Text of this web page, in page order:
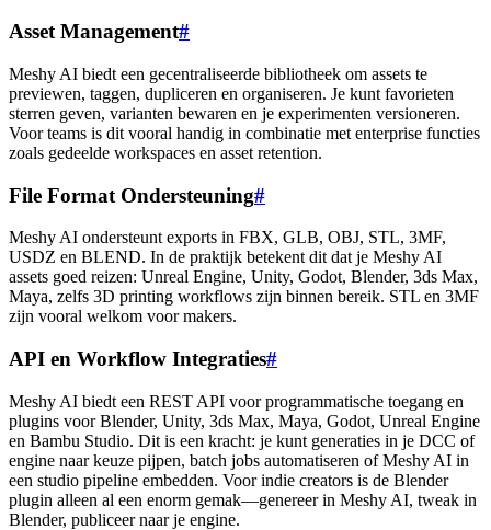
Asset Management#
Meshy AI biedt een gecentraliseerde bibliotheek om assets te
previewen, taggen, dupliceren en organiseren. Je kunt favorieten
sterren geven, varianten bewaren en je experimenten versioneren.
Voor teams is dit vooral handig in combinatie met enterprise functies
zoals gedeelde workspaces en asset retention.
File Format Ondersteuning#
Meshy AI ondersteunt exports in FBX, GLB, OBJ, STL, 3MF,
USDZ en BLEND. In de praktijk betekent dit dat je Meshy AI
assets goed reizen: Unreal Engine, Unity, Godot, Blender, 3ds Max,
Maya, zelfs 3D printing workflows zijn binnen bereik. STL en 3MF
zijn vooral welkom voor makers.
API en Workflow Integraties#
Meshy AI biedt een REST API voor programmatische toegang en
plugins voor Blender, Unity, 3ds Max, Maya, Godot, Unreal Engine
en Bambu Studio. Dit is een kracht: je kunt generaties in je DCC of
engine naar keuze pijpen, batch jobs automatiseren of Meshy AI in
een studio pipeline embedden. Voor indie creators is de Blender
plugin alleen al een enorm gemak—genereer in Meshy AI, tweak in
Blender, publiceer naar je engine.